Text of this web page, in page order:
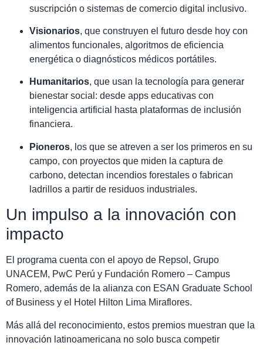
suscripción o sistemas de comercio digital inclusivo.
Visionarios, que construyen el futuro desde hoy con
alimentos funcionales, algoritmos de eficiencia
energética o diagnósticos médicos portátiles.
Humanitarios, que usan la tecnología para generar
bienestar social: desde apps educativas con
inteligencia artificial hasta plataformas de inclusión
financiera.
Pioneros, los que se atreven a ser los primeros en su
campo, con proyectos que miden la captura de
carbono, detectan incendios forestales o fabrican
ladrillos a partir de residuos industriales.
Un impulso a la innovación con
impacto
El programa cuenta con el apoyo de Repsol, Grupo
UNACEM, PwC Perú y Fundación Romero – Campus
Romero, además de la alianza con ESAN Graduate School
of Business y el Hotel Hilton Lima Miraflores.
Más allá del reconocimiento, estos premios muestran que la
innovación latinoamericana no solo busca competir